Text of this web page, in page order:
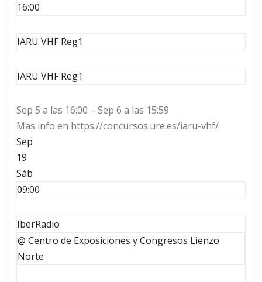
16:00
IARU VHF Reg1
IARU VHF Reg1
Sep 5 a las 16:00 – Sep 6 a las 15:59
Mas info en https://concursos.ure.es/iaru-vhf/
Sep
19
Sáb
09:00
IberRadio
@ Centro de Exposiciones y Congresos Lienzo
Norte